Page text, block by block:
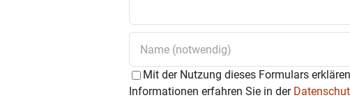
Mit der Nutzung dieses Formulars
Informationen erfahren Sie in der